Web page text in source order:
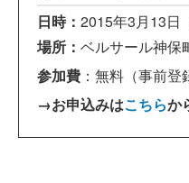
日時： 2015年3月13日
場所： ベルサール神保
参加費 ：無料（事前登
→お申込みはこちらか